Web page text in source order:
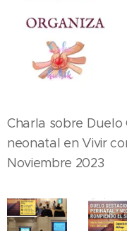
Charla sobre Duelo
neonatal en Vivir
Noviembre 2023